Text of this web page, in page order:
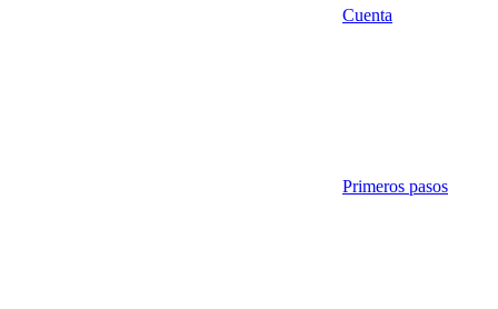
Cuenta
Primeros pasos